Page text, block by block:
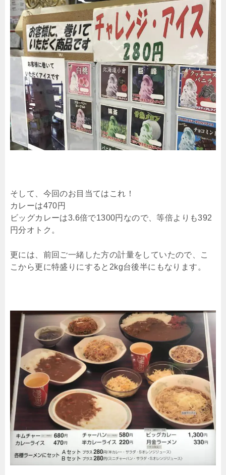
そして、今回のお目当てはこれ！
カレーは470円
ビッグカレーは3.6倍で1300円なので、等倍よりも392
円分オトク。
更には、前回ご一緒した方の計量をしていたので、こ
こから更に特盛りにすると2kg台後半にもなります。